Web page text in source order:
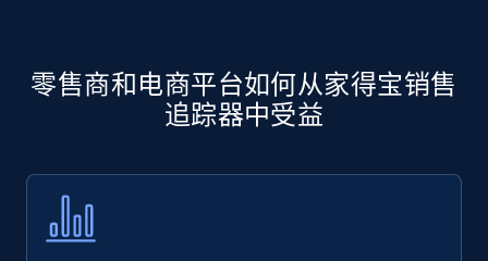
零售商和电商平台如何从家得宝销售
追踪器中受益